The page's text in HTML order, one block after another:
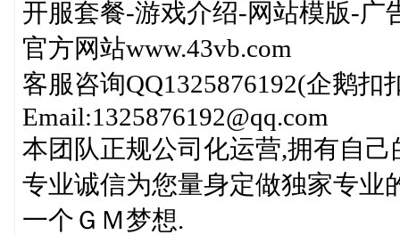
开服套餐-游戏介绍-网站模版-广
官方网站www.43vb.com
客服咨询QQ1325876192(企鹅扣
Email:1325876192@qq.com
本团队正规公司化运营,拥有自
专业诚信为您量身定做独家专业
一个ＧＭ梦想.